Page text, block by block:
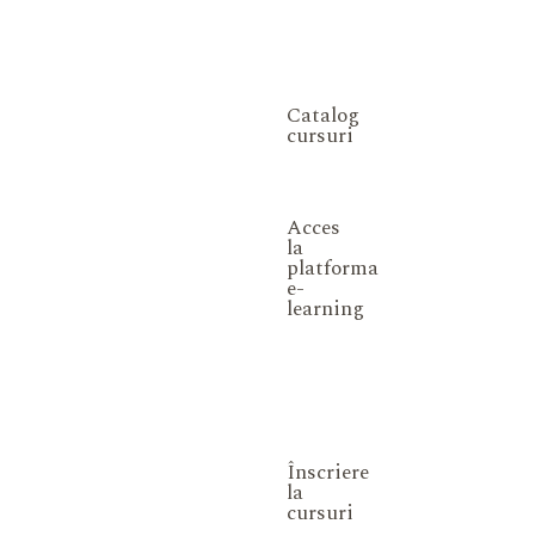
Catalog
cursuri
Acces
la
platforma
e-
learning
Înscriere
la
cursuri